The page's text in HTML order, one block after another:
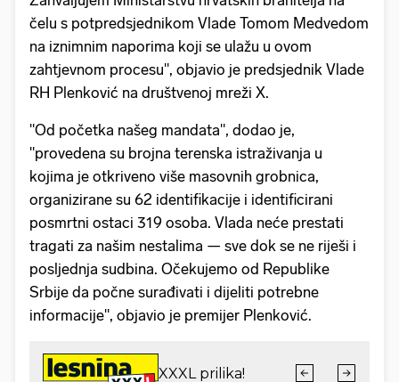
čelu s potpredsjednikom Vlade Tomom Medvedom
na iznimnim naporima koji se ulažu u ovom
zahtjevnom procesu", objavio je predsjednik Vlade
RH Plenković na društvenoj mreži X.
"Od početka našeg mandata", dodao je,
"provedena su brojna terenska istraživanja u
kojima je otkriveno više masovnih grobnica,
organizirane su 62 identifikacije i identificirani
posmrtni ostaci 319 osoba. Vlada neće prestati
tragati za našim nestalima — sve dok se ne riješi i
posljednja sudbina. Očekujemo od Republike
Srbije da počne surađivati i dijeliti potrebne
informacije", objavio je premijer Plenković.